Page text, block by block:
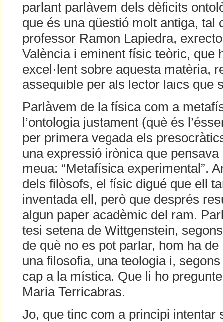
parlant parlàvem dels dèficits
que és una qüestió molt antiga, tal
professor Ramon Lapiedra,
València i eminent físic teòric, que
excel·lent sobre aquesta matèria,
assequible per als lector laics que
Parlàvem de la física com a
l’ontologia justament (què és
per primera vegada els
una expressió irònica que
meua: “Metafísica experimental”.
dels filòsofs, el físic digué que ell
inventada ell, però que després
algun paper acadèmic del ram.
tesi setena de Wittgenstein,
de què no es pot parlar, hom ha de
una filosofia, una teologia i,
cap a la mística. Que li ho
Maria Terricabras.
Jo, que tinc com a principi intentar